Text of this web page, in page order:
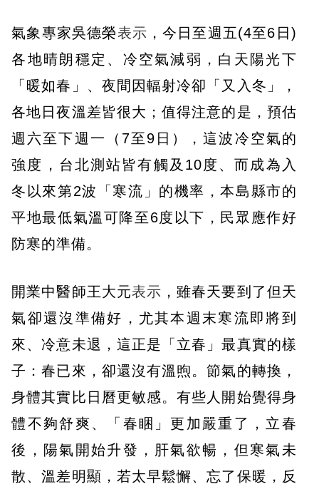
氣象專家吳德榮表示 ，今日至週五(4至6日)
各地晴朗穩定、冷空氣減弱，白天陽光下
「暖如春」、夜間因輻射冷卻「又入冬」，
各地日夜溫差皆很大；值得注意的是，預估
週六至下週一（7至9日），這波冷空氣的
強度，台北測站皆有觸及10度、而成為入
冬以來第2波「寒流」的機率，本島縣市的
平地最低氣溫可降至6度以下，民眾應作好
防寒的準備。
開業中醫師王大元表示 ，雖春天要到了但天
氣卻還沒準備好，尤其本週末寒流即將到
來、冷意未退，這正是「立春」最真實的樣
子：春已來，卻還沒有溫煦。節氣的轉換，
身體其實比日曆更敏感。有些人開始覺得身
體不夠舒爽、「春睏」更加嚴重了，立春
後，陽氣開始升發，肝氣欲暢，但寒氣未
散、溫差明顯，若太早鬆懈、忘了保暖，反